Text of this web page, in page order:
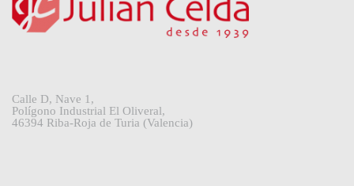
Calle D, Nave 1,
Polígono Industrial El Oliveral,
46394 Riba-Roja de Turia (Valencia)